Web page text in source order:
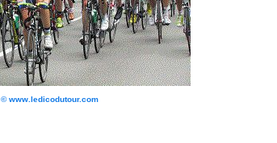
© www.ledicodutour.com